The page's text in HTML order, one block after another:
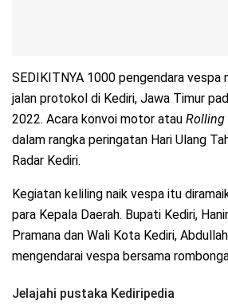
SEDIKITNYA 1000 pengendara vespa
jalan protokol di Kediri, Jawa Timur
2022. Acara konvoi motor atau Rolling
dalam rangka peringatan Hari Ulang
Radar Kediri.
Kegiatan keliling naik vespa itu
para Kepala Daerah. Bupati Kediri,
Pramana dan Wali Kota Kediri,
mengendarai vespa bersama
Jelajahi pustaka Kediripedia